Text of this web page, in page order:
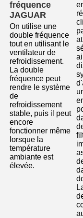
fréquence
JAGUAR
On utilise une
double fréquence
tout en utilisant le
ventilateur de
refroidissement.
La double
fréquence peut
rendre le système
de
refroidissement
stable, puis il peut
encore
fonctionner même
lorsque la
température
ambiante est
élevée.